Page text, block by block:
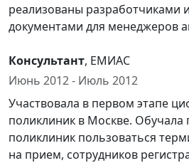
реализованы разработчиками
документами для менеджеров
Консультант, ЕМИАС
Июнь 2012 - Июль 2012
Участвовала в первом этапе
поликлиник в Москве. Обучала
поликлиник пользоваться
на прием, сотрудников